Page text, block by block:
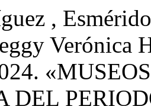
,
Verónica
DEL